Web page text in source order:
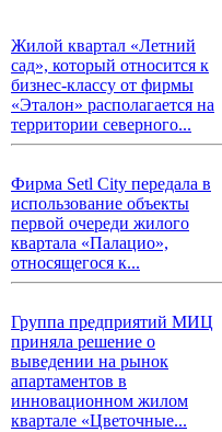
Жилой квартал «Летний
сад», который относится к
бизнес-классу от фирмы
«Эталон» располагается на
территории северного...
Фирма Setl City передала в
использование объекты
первой очереди жилого
квартала «Палацио»,
относящегося к...
Группа предприятий МИЦ
приняла решение о
выведении на рынок
апартаментов в
инновационном жилом
квартале «Цветочные...